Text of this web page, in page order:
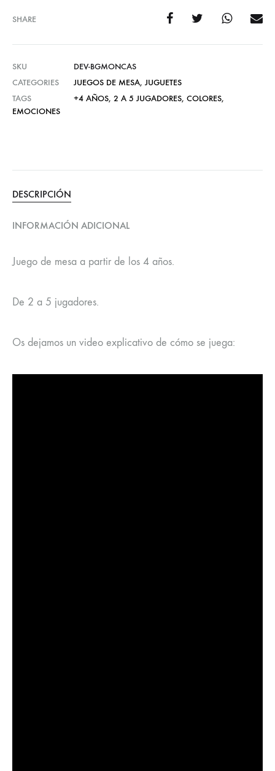
SHARE
SKU
DEV-BGMONCAS
CATEGORIES
JUEGOS DE MESA, JUGUETES
TAGS
+4 AÑOS, 2 A 5 JUGADORES, COLORES,
EMOCIONES
DESCRIPCIÓN
INFORMACIÓN ADICIONAL
Juego de mesa a partir de los 4 años.
De 2 a 5 jugadores.
Os dejamos un video explicativo de cómo se juega: